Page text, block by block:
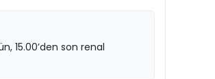
15.00’den son renal